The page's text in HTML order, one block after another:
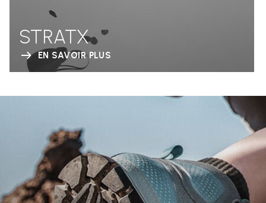
STRATX
EN SAVOIR PLUS